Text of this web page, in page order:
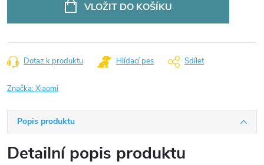
VLOŽIT DO KOŠÍKU
Dotaz k produktu Hlídací pes Sdílet
Značka:Xiaomi
Popis produktu
Detailní popis produktu